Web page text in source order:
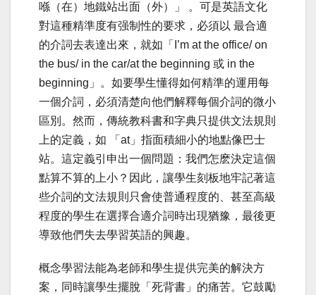
喺（在）地鐵站出面（外）」 。可是英語文化
對這種精準度有强制性的要求，必須以 最合適
的介詞去表達出來，就如「I’m at the office/ on
the bus/ in the car/at the beginning 或 in the
beginning」。如要學生懂得如何精準的運用每
一個介詞，必須清楚向他們解釋每個介詞的微小
區別。然而，傳統教科書和字典只提供文法規則
上的定義，如 「at」指面積細小的地點像巴士
站。這定義引申出一個問題：我們怎麽決定這個
點算不算的上小？因此，讓學生刻板地牢記著這
些介詞的文法規則只會使普通程度的、甚至高級
程度的學生在選擇合適介詞時出現猶豫，最後更
導致他們失去學習英語的興趣。
概念學習法能為老師和學生提供完美的解決方
案，同時讓學生擺脫「死背書」的痛苦。它鼓勵